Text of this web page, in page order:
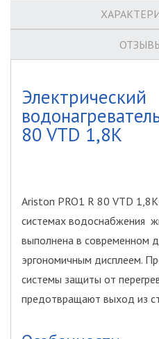
Электрический
80 VTD 1,8K
Ariston PRO1 R 80 VTD
системах водоснабжения
выполнена в современном
эргономичным дисплеем.
системы защиты от
предотвращают выход из